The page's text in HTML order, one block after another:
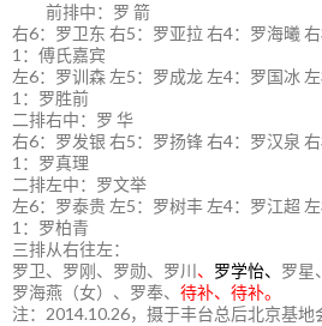
前排中：罗 箭
右6：罗卫东 右5：罗亚拉 右4：罗海曦
1：傅氏嘉宾
左6：罗训森 左5：罗成龙 左4：罗国冰
1：罗胜前
二排右中：罗 华
右6：罗发银 右5：罗扬锋 右4：罗汉泉
1：罗真理
二排左中：罗文举
左6：罗泰贵 左5：罗树丰 左4：罗江超 左
1：罗柏青
三排从右往左：
罗卫、罗刚、罗勋、罗川 、 罗学怡、 罗星
罗海燕（女）、罗奉、 待补、待补。
注：2014.10.26，摄于丰台总后北京基地